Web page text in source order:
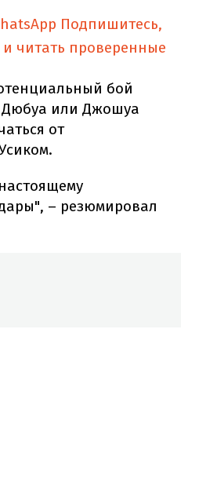
Подпишитесь,
читать проверенные
бой
Дюбуа или Джошуа
от
– резюмировал